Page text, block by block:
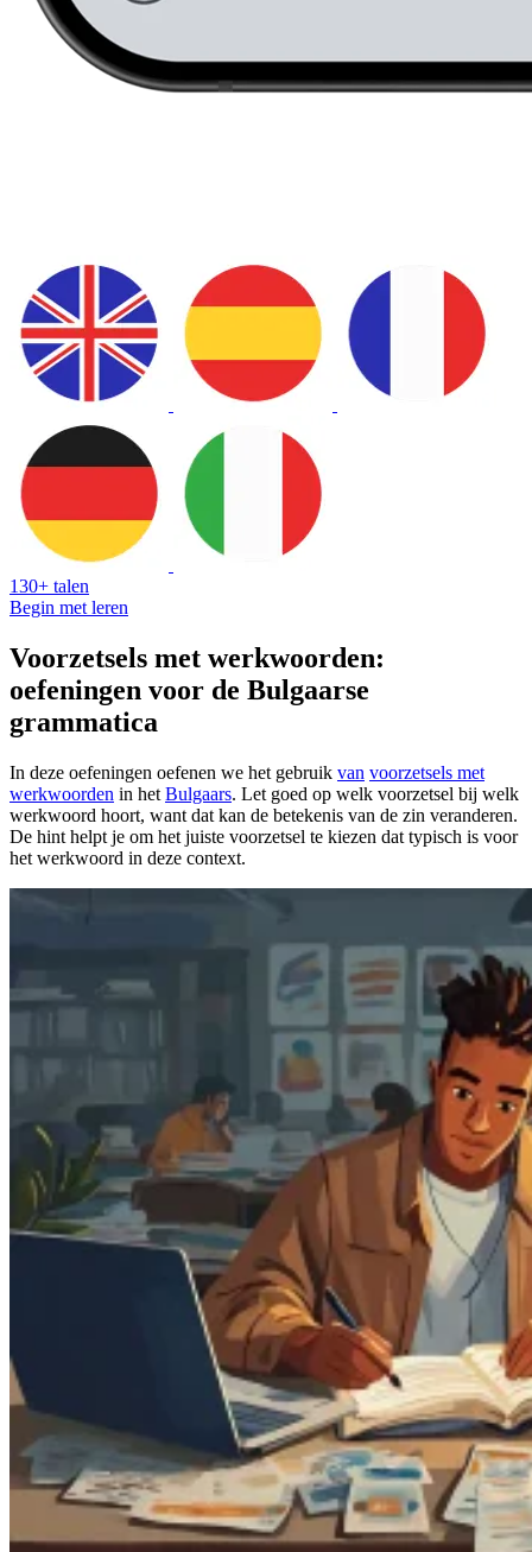
130+ talen
Begin met leren
Voorzetsels met werkwoorden:
oefeningen voor de Bulgaarse
grammatica
In deze oefeningen oefenen we het gebruik van voorzetsels met
werkwoorden in het Bulgaars. Let goed op welk voorzetsel bij welk
werkwoord hoort, want dat kan de betekenis van de zin veranderen.
De hint helpt je om het juiste voorzetsel te kiezen dat typisch is voor
het werkwoord in deze context.